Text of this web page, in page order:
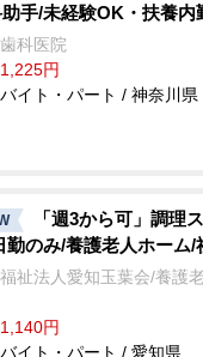
手/未経験OK・扶養内
科医院
円
イト・パート / 神奈川県
「週3から可」調理
勤のみ/養護老人ホーム/
祉法人愛知玉葉会/養護
円
イト・パート / 愛知県